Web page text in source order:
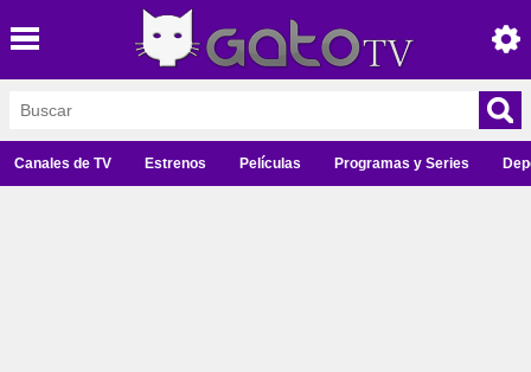
Canales de TV Estrenos Películas Programas y Series